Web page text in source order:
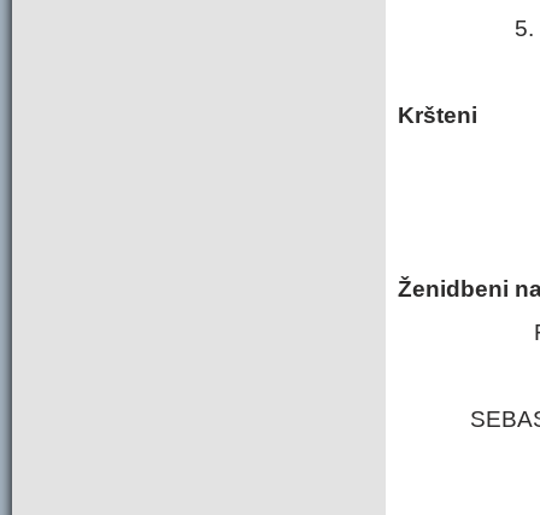
5.
Kršteni
Ženidbeni